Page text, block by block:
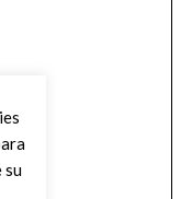
su